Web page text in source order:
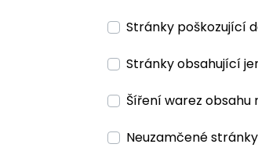
Stránky poškozující
Stránky obsahující
Šíření warez
Neuzamčené